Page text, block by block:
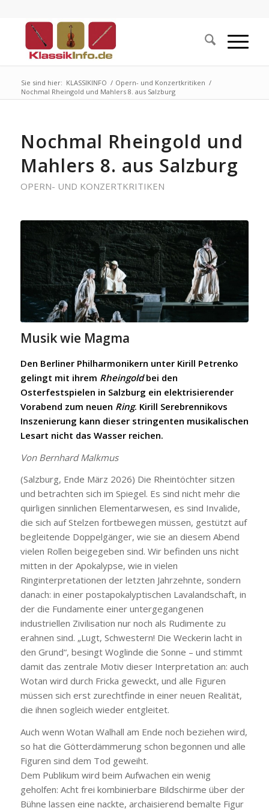
Sie sind hier: KLASSIKINFO / Opern- und Konzertkritiken /
Nochmal Rheingold und Mahlers 8. aus Salzburg
Nochmal Rheingold und
Mahlers 8. aus Salzburg
OPERN- UND KONZERTKRITIKEN
Musik wie Magma
Den Berliner Philharmonikern unter Kirill Petrenko
gelingt mit ihrem Rheingoldbei den
Osterfestspielen in Salzburg ein elektrisierender
Vorabend zum neuen Ring. Kirill Serebrennikovs
Inszenierung kann dieser stringenten musikalischen
Lesart nicht das Wasser reichen.
Von Bernhard Malkmus
(Salzburg, Ende März 2026) Die Rheintöchter sitzen
und betrachten sich im Spiegel. Es sind nicht mehr die
quirligen sinnlichen Elementarwesen, es sind Invalide,
die sich auf Stelzen fortbewegen müssen, gestützt auf
begleitende Doppelgänger, wie sie an diesem Abend
vielen Rollen beigegeben sind. Wir befinden uns nicht
mitten in der Apokalypse, wie in vielen
Ringinterpretationen der letzten Jahrzehnte, sondern
danach: in einer postapokalyptischen Lavalandschaft, in
der die Fundamente einer untergegangenen
industriellen Zivilisation nur noch als Rudimente zu
erahnen sind. „Lugt, Schwestern! Die Weckerin lacht in
den Grund“, besingt Woglinde die Sonne – und stimmt
damit das zentrale Motiv dieser Interpretation an: auch
Wotan wird durch Fricka geweckt, und alle Figuren
müssen sich erst zurechtfinde in einer neuen Realität,
die ihnen sogleich wieder entgleitet.
Auch wenn Wotan Walhall am Ende noch beziehen wird,
so hat die Götterdämmerung schon begonnen und alle
Figuren sind dem Tod geweiht.
Dem Publikum wird beim Aufwachen ein wenig
geholfen: Acht frei kombinierbare Bildschirme über der
Bühne lassen eine nackte, archaisierend bemalte Figur